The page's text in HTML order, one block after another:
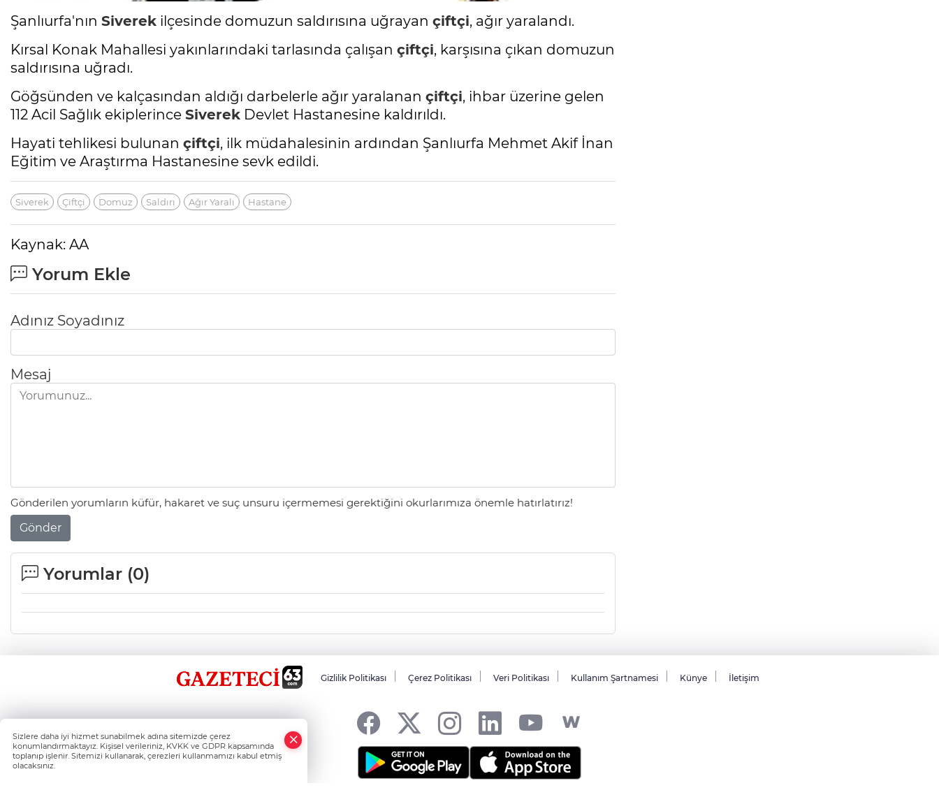
Şanlıurfa'nın Siverek ilçesinde domuzun saldırısına uğrayan çiftçi, ağır yaralandı.
Kırsal Konak Mahallesi yakınlarındaki tarlasında çalışan çiftçi, karşısına çıkan domuzun
saldırısına uğradı.
Göğsünden ve kalçasından aldığı darbelerle ağır yaralanan çiftçi, ihbar üzerine gelen
112 Acil Sağlık ekiplerince Siverek Devlet Hastanesine kaldırıldı.
Hayati tehlikesi bulunan çiftçi, ilk müdahalesinin ardından Şanlıurfa Mehmet Akif İnan
Eğitim ve Araştırma Hastanesine sevk edildi.
Siverek Çiftçi Domuz Saldırı Ağır Yaralı Hastane
Kaynak: AA
Yorum Ekle
Adınız Soyadınız
Mesaj
Gönderilen yorumların küfür, hakaret ve suç unsuru içermemesi gerektiğini okurlarımıza önemle hatırlatırız!
Gönder
Yorumlar (0)
Gizlilik Politikası Çerez Politikası Veri Politikası Kullanım Şartnamesi Künye İletişim
Sizlere daha iyi hizmet sunabilmek adına sitemizde çerez
konumlandırmaktayız. Kişisel verileriniz, KVKK ve GDPR kapsamında
toplanıp işlenir. Sitemizi kullanarak, çerezleri kullanmamızı kabul etmiş
olacaksınız.
Whatsapp